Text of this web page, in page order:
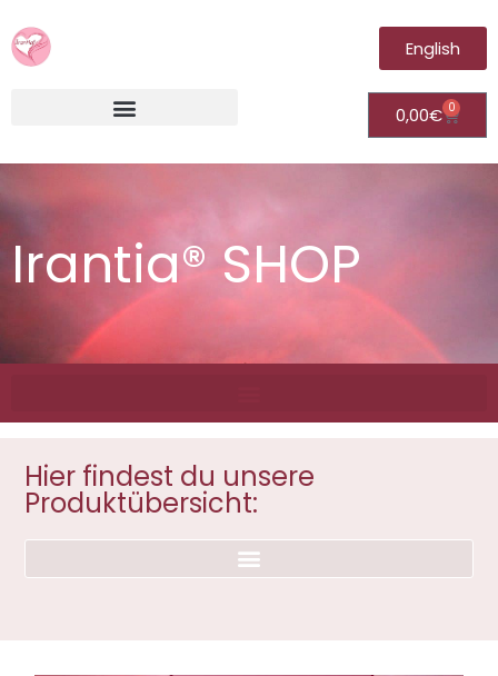
English
0,00€ 0
Irantia® SHOP
Hier findest du unsere
Produktübersicht: